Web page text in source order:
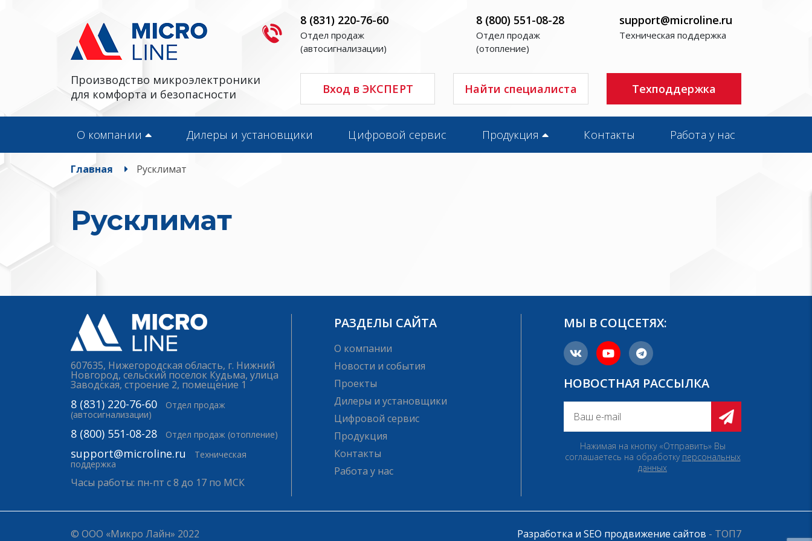
Производство микроэлектроники
для комфорта и безопасности
8 (831) 220-76-60
Отдел продаж
(автосигнализации)
8 (800) 551-08-28
Отдел продаж
(отопление)
support@microline.ru
Техническая поддержка
Вход в ЭКСПЕРТ Найти специалиста Техподдержка
О компании Дилеры и установщики Цифровой сервис Продукция Контакты Работа у нас
Главная Русклимат
Русклимат
607635, Нижегородская область, г. Нижний
Новгород, сельский поселок Кудьма, улица
Заводская, строение 2, помещение 1
8 (831) 220-76-60
Отдел продаж
(автосигнализации)
8 (800) 551-08-28 Отдел продаж (отопление)
support@microline.ru
Техническая
поддержка
Часы работы: пн-пт с 8 до 17 по МСК
РАЗДЕЛЫ САЙТА
О компании
Новости и события
Проекты
Дилеры и установщики
Цифровой сервис
Продукция
Контакты
Работа у нас
МЫ В СОЦСЕТЯХ:
НОВОСТНАЯ РАССЫЛКА
Нажимая на кнопку «Отправить» Вы
соглашаетесь на обработку персональных
данных
© ООО «Микро Лайн» 2022 Разработка и SEO продвижение сайтов - ТОП7